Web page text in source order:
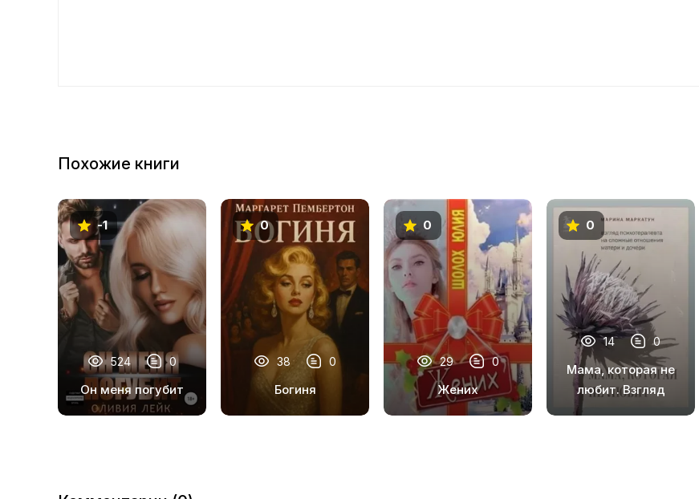
Похожие книги
-1
524 0
Он меня погубит
0
38 0
Богиня
0
29 0
Жених
0
14 0
Мама, которая не
любит. Взгляд
психотерапевта